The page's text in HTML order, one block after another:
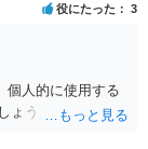
役にたった 3
個人的に使用する
ょう。